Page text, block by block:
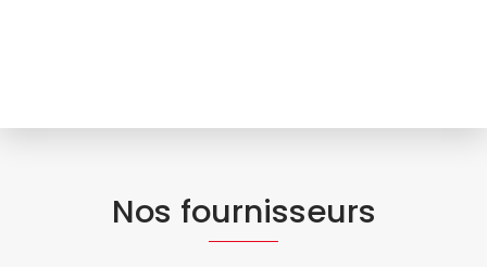
Nos fournisseurs